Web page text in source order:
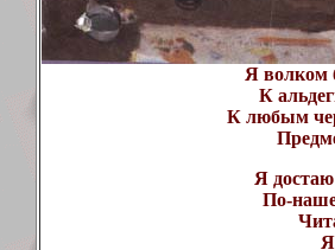
Я волком
К
К любым
Я
По-